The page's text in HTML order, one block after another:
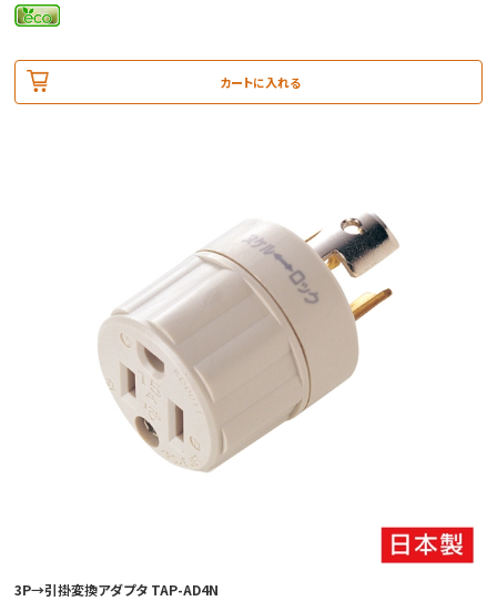
カートに入れる
3P→引掛変換アダプタ TAP-AD4N